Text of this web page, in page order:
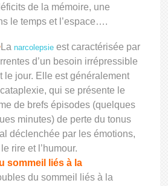
de la mémoire, une
le temps et l’espace….
Lanarcolepsie est caractérisée par
d’un besoin irrépressible
le jour. Elle est généralement
qui se présente le
de brefs épisodes (quelques
minutes) de perte du tonus
déclenchée par les émotions,
rire et l’humour.
sommeil liés à la
du sommeil liés à la